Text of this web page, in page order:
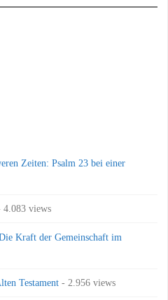
Zeiten: Psalm 23 bei einer
4.083 views
Kraft der Gemeinschaft im
Testament - 2.956 views